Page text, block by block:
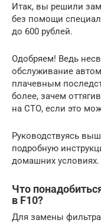
Итак, вы решили
без помощи
до 600 рублей.
Одобряем! Ведь
обслуживание
плачевным
более, зачем
на СТО, если это
Руководствуясь
подробную
домашних условиях.
Что
в F10?
Для замены